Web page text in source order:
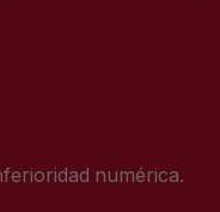
numérica.